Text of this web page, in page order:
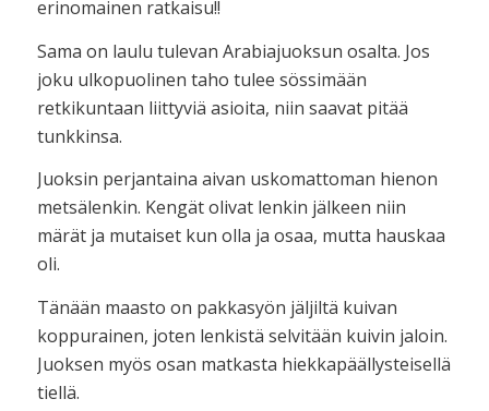
erinomainen ratkaisu!!
Sama on laulu tulevan Arabiajuoksun osalta. Jos
joku ulkopuolinen taho tulee sössimään
retkikuntaan liittyviä asioita, niin saavat pitää
tunkkinsa.
Juoksin perjantaina aivan uskomattoman hienon
metsälenkin. Kengät olivat lenkin jälkeen niin
märät ja mutaiset kun olla ja osaa, mutta hauskaa
oli.
Tänään maasto on pakkasyön jäljiltä kuivan
koppurainen, joten lenkistä selvitään kuivin jaloin.
Juoksen myös osan matkasta hiekkapäällysteisellä
tiellä.